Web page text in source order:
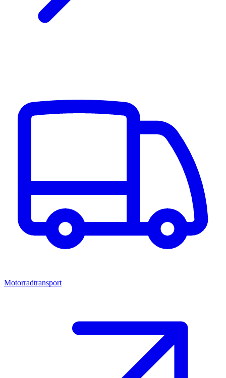
Motorradtransport